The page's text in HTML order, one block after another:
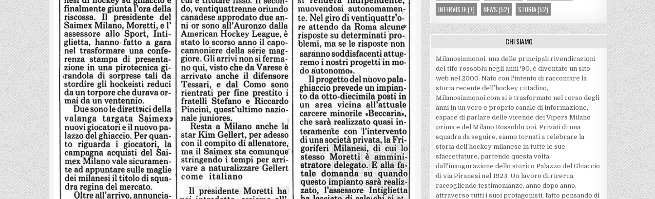
INTERVISTE(7) NEWS (52) STORIA(52)
CHI SIAMO
Milanosiamonoi, una delle principali rivendicazioni
del tifo rossoblu negli anni '90, è diventato un sito
web nel 2000. Nato con l'intento di raccontare la
storia recente dell’hockey cittadino,
Milanosiamonoi.com si è trasformato nel corso degli
anni in un vero e proprio canale di informazione,
capace di parlare delle vicende dei Vipers Milano
prima e del Milano Rossoblu poi. Privati di una
squadra da seguire, siamo tornati a celebrare la
storia dell’hockey milanese in tutte le sue
sfaccettature, partendo questa volta
dall’inaugurazione dello storico Palazzo del Ghiaccio
di via Piranesi nel 1923. Un lavoro di ricerca,
raccogliendo testimonianze, anno dopo anno,
attraverso tutti i suoi protagonisti, fatto pensando di